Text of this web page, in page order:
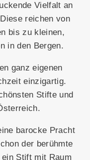
Vielfalt an
reichen von
bis zu kleinen,
in den Bergen.
ganz eigenen
einzigartig.
Stifte und
barocke Pracht
der berühmte
Stift mit Raum